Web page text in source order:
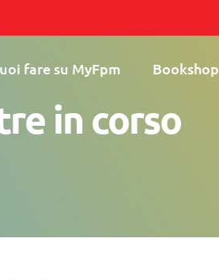
fare su MyFpm Bookshop
in corso